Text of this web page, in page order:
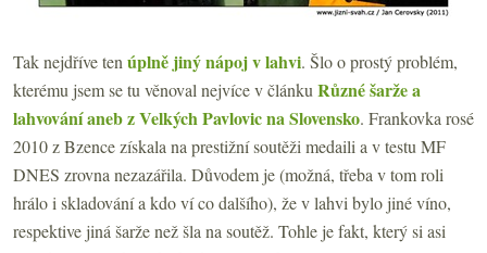
Tak nejdříve ten úplně jiný nápoj v lahvi. Šlo o prostý problém,
kterému jsem se tu věnoval nejvíce v článku Různé šarže a
lahvování aneb z Velkých Pavlovic na Slovensko. Frankovka rosé
2010 z Bzence získala na prestižní soutěži medaili a v testu MF
DNES zrovna nezazářila. Důvodem je (možná, třeba v tom roli
hrálo i skladování a kdo ví co dalšího), že v lahvi bylo jiné víno,
respektive jiná šarže než šla na soutěž. Tohle je fakt, který si asi